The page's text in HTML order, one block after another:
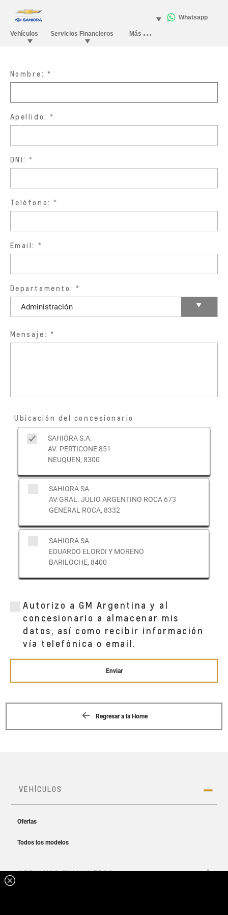
Nombre:
Apellido:
DNI:
Teléfono:
Email:
Departamento:
Mensaje:
Ubicación del concesionario
SAHIORA S.A.
AV. PERTICONE 851
NEUQUEN, 8300
SAHIORA SA
AV.GRAL. JULIO ARGENTINO ROCA 673
GENERAL ROCA, 8332
SAHIORA SA
EDUARDO ELORDI Y MORENO
BARILOCHE, 8400
RIVADAVIA 730
BARILOCHE, RN 8400
Autorizo a GM Argentina y al
concesionario a almacenar mis
datos, así como recibir información
vía telefónica o email.
Enviar
Regresar a la Home